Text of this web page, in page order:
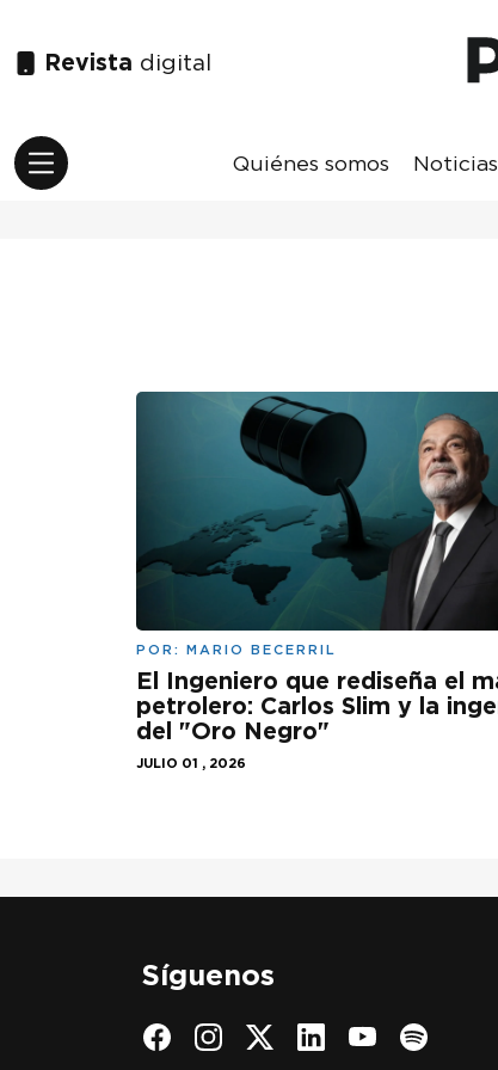
Revista digital
Quiénes somos Noticias
POR: MARIO BECERRIL
El Ingeniero que rediseña el
petrolero: Carlos Slim y la
del "Oro Negro"
JULIO 01 , 2026
Síguenos